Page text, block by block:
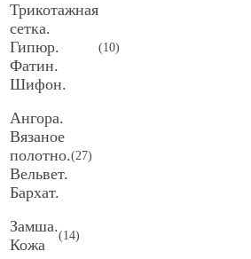
Трикотажная
сетка.
Гипюр.
Фатин.
Шифон.
(10)
Ангора.
Вязаное
полотно.
Вельвет.
Бархат.
(27)
Замша.
Кожа
(14)